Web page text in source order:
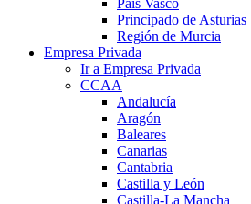
Principado de Asturias
Región de Murcia
Empresa Privada
Ir a Empresa Privada
CCAA
Andalucía
Aragón
Baleares
Canarias
Cantabria
Castilla y León
Castilla-La Mancha